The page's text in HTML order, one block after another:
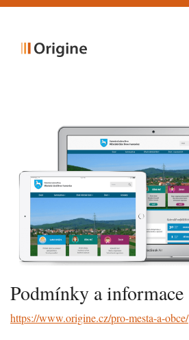
Podmínky a informace
https://www.origine.cz/pro-mesta-a-obce/